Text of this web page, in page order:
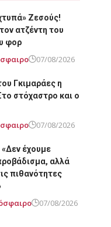
Ζεσούς!
ατζέντη του
φορ
07/08/2026
Γκιμαράες η
στόχαστρο και ο
07/08/2026
έχουμε
αλλά
πιθανότητες
07/08/2026